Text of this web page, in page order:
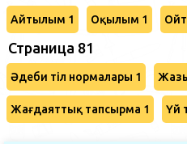
Айтылым 1 Оқылым 1
Страница 81
Әдеби тіл нормалары 1
Жағдаяттық тапсырма 1 Үй